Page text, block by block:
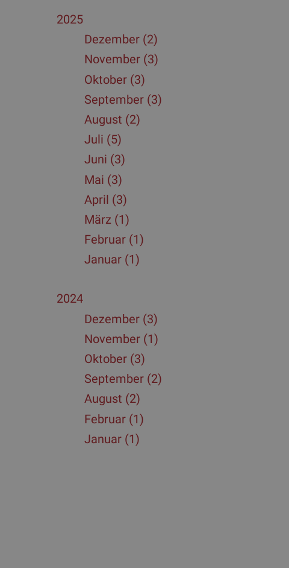
2025
Dezember (2)
November (3)
Oktober (3)
September (3)
August (2)
Juli (5)
Juni (3)
Mai (3)
April (3)
März (1)
Februar (1)
Januar (1)
2024
Dezember (3)
November (1)
Oktober (3)
September (2)
August (2)
Februar (1)
Januar (1)